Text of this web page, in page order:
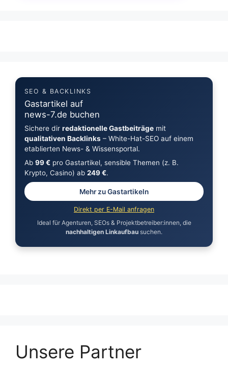
SEO & BACKLINKS
Gastartikel auf
news-7.de buchen
Sichere dir redaktionelle Gastbeiträgemit
qualitativen Backlinks– White-Hat-SEO auf einem
etablierten News- & Wissensportal.
Ab 99 €pro Gastartikel, sensible Themen (z. B.
Krypto, Casino) ab 249 €.
Mehr zu Gastartikeln
Direkt per E-Mail anfragen
Ideal für Agenturen, SEOs & Projektbetreiber:innen, die
nachhaltigen Linkaufbau suchen.
Unsere Partner